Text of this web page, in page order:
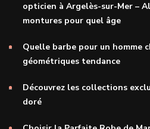
opticien à Argelès-sur-Mer –
montures pour quel âge
Quelle barbe pour un homme
géométriques tendance
Découvrez les collections
doré